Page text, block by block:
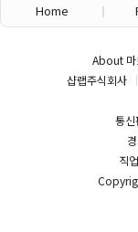
Home
About 마
샵랩주식회사
통
직